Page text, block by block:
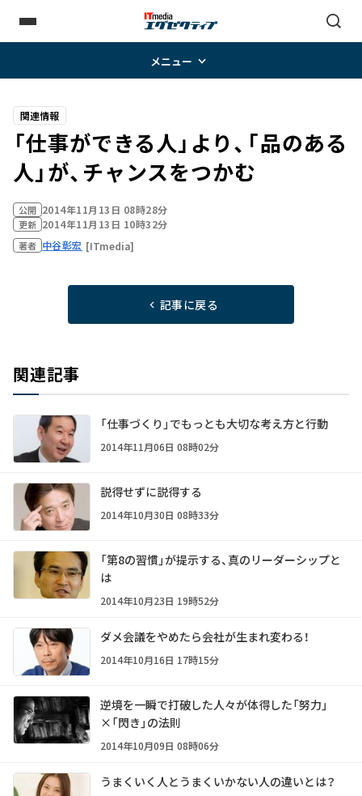
メニュー
関連情報
「仕事ができる人」より、「品のある
人」が、チャンスをつかむ
公開 2014年11月13日 08時28分
更新 2014年11月13日 10時32分
著者 中谷彰宏 [ITmedia]
記事に戻る
関連記事
「仕事づくり」でもっとも大切な考え方と行動
2014年11月06日 08時02分
説得せずに説得する
2014年10月30日 08時33分
「第8の習慣」が提示する、真のリーダーシップと
は
2014年10月23日 19時52分
ダメ会議をやめたら会社が生まれ変わる！
2014年10月16日 17時15分
逆境を一瞬で打破した人々が体得した「努力」
×「閃き」の法則
2014年10月09日 08時06分
うまくいく人とうまくいかない人の違いとは？